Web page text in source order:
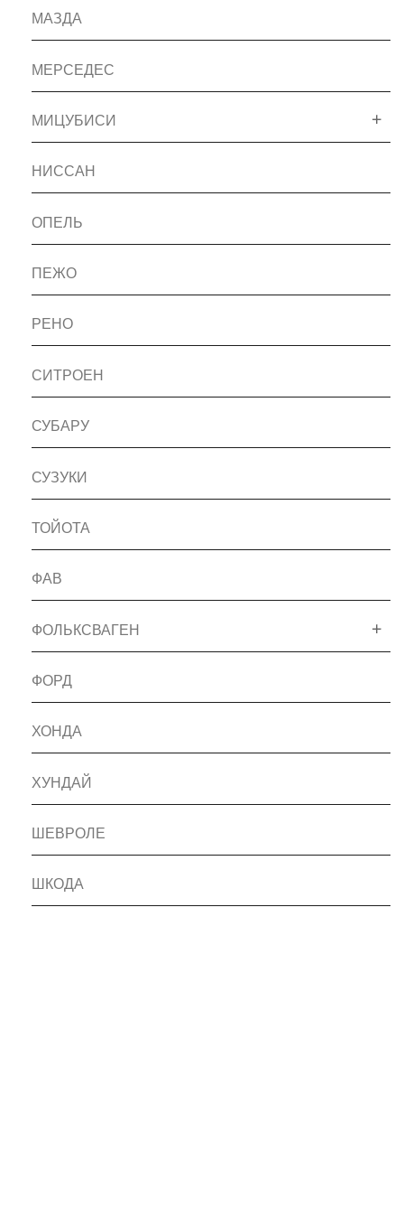
МАЗДА
МЕРСЕДЕС
МИЦУБИСИ
НИССАН
ОПЕЛЬ
ПЕЖО
РЕНО
СИТРОЕН
СУБАРУ
СУЗУКИ
ТОЙОТА
ФАВ
ФОЛЬКСВАГЕН
ФОРД
ХОНДА
ХУНДАЙ
ШЕВРОЛЕ
ШКОДА